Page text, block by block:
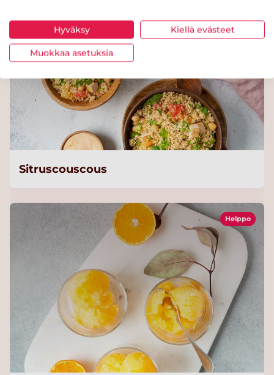
Sitruscouscous
Helppo
Hyväksy Kiellä evästeet
Muokkaa asetuksia